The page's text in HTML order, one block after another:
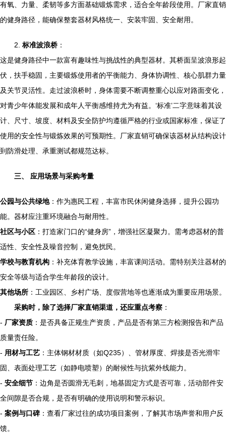
有氧、力量、柔韧等多方面基础锻炼需求，适合全年龄段使用。厂家直销
的健身路径，能确保整套器材风格统一、安装牢固、安全耐用。
2. 标准波浪桥 ：
这是健身路径中一款富有趣味性与挑战性的典型器材。其桥面呈波浪形起
伏，扶手稳固，主要锻炼使用者的平衡能力、身体协调性、核心肌群力量
及关节灵活性。走过波浪桥时，身体需要不断调整重心以应对路面变化，
对青少年体能发展和成年人平衡感维持尤为有益。‘标准’二字意味着其设
计、尺寸、坡度、材料及安全防护均遵循严格的行业或国家标准，保证了
使用的安全性与锻炼效果的可预期性。厂家直销可确保该器材从结构设计
到防滑处理、承重测试都规范达标。
三、 应用场景与采购考量
公园与公共绿地：作为惠民工程，丰富市民休闲健身选择，提升公园功
能。器材应注重环境融合与耐用性。
社区与小区 ：打造家门口的“健身房”，增强社区凝聚力。需考虑器材的普
适性、安全性及噪音控制，避免扰民。
学校与教育机构 ：补充体育教学设施，丰富课间活动。需特别关注器材的
安全等级与适合学生年龄段的设计。
其他场所 ：工业园区、乡村广场、度假营地等也逐渐成为重要应用场景。
采购时，除了选择厂家直销渠道，还应重点考察 ：
- 厂家资质 ：是否具备正规生产资质，产品是否有第三方检测报告和产品
质量责任险。
- 用材与工艺 ：主体钢材材质（如Q235）、管材厚度、焊接是否光滑牢
固、表面处理工艺（如静电喷塑）的耐候性与抗紫外线能力。
- 安全细节 ：边角是否圆滑无毛刺，地基固定方式是否可靠，活动部件安
全间隙是否合规，是否有明确的使用说明和警示标识。
- 案例与口碑 ：查看厂家过往的成功项目案例，了解其市场声誉和用户反
馈。